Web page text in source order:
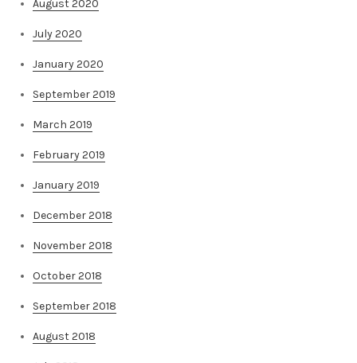
August 2020
July 2020
January 2020
September 2019
March 2019
February 2019
January 2019
December 2018
November 2018
October 2018
September 2018
August 2018